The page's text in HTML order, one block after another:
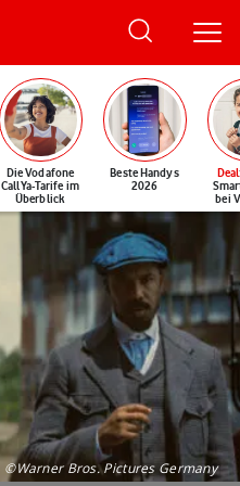
Die Vodafone
CallYa-Tarife im
Überblick
Beste Handys
2026
Deal
bei
©Warner Bros. Pictures Germany